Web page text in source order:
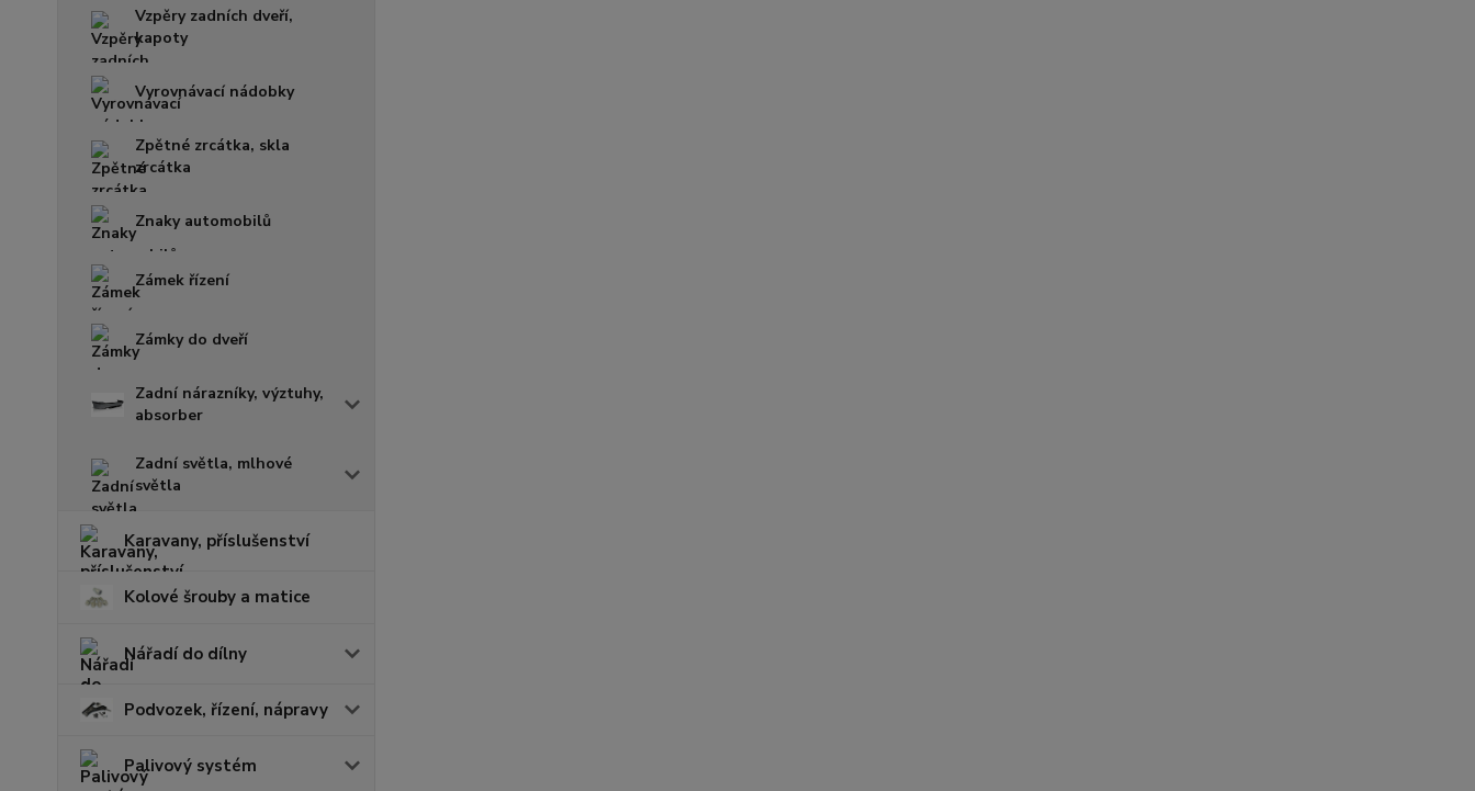
Vzpěry zadních dveří,
kapoty
Vyrovnávací nádobky
Zpětné zrcátka, skla
zrcátka
Znaky automobilů
Zámek řízení
Zámky do dveří
Zadní nárazníky, výztuhy,
absorber
Zadní světla, mlhové
světla
Karavany, příslušenství
Kolové šrouby a matice
Nářadí do dílny
Podvozek, řízení, nápravy
Palivový systém